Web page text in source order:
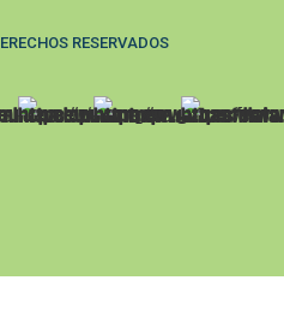
RESERVADOS